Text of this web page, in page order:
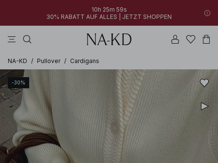
10h 25m 59s
30% RABATT AUF ALLES | JETZT SHOPPEN
NA-KD / Pullover / Cardigans
-30%